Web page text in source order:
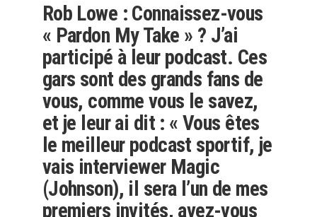
Rob Lowe : Connaissez-vous
« Pardon My Take » ? J’ai
participé à leur podcast. Ces
gars sont des grands fans de
vous, comme vous le savez,
et je leur ai dit : « Vous êtes
le meilleur podcast sportif, je
vais interviewer Magic
(Johnson), il sera l’un de mes
premiers invités, avez-vous